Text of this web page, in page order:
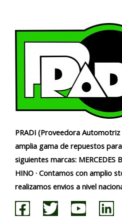
PRADI (Proveedora Automotriz
amplia gama de repuestos
siguientes marcas: MERCEDES
HINO · Contamos con amplio
realizamos envios a nivel